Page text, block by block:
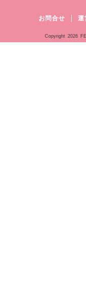
お問合せ 運
Copyright 2026